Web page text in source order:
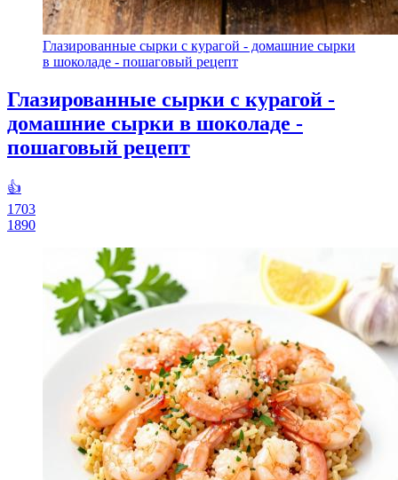
Глазированные сырки с курагой - домашние сырки
в шоколаде - пошаговый рецепт
Глазированные сырки с курагой -
домашние сырки в шоколаде -
пошаговый рецепт
👍
1703
1890